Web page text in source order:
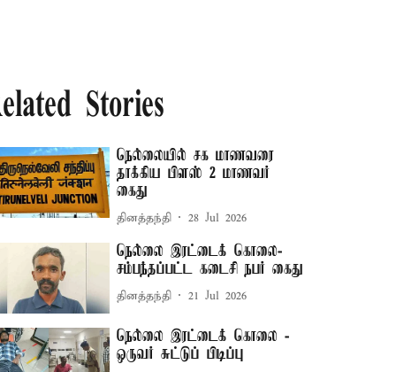
Stories
நெல்லையில் சக மாணவரை
தாக்கிய பிளஸ் 2 மாணவர்
கைது
தினத்தந்தி 28 Jul 2026
நெல்லை இரட்டைக் கொலை-
சம்பந்தப்பட்ட கடைசி நபர் கைது
தினத்தந்தி 21 Jul 2026
நெல்லை இரட்டைக் கொலை -
ஒருவர் சுட்டுப் பிடிப்பு